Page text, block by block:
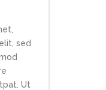
sed
Ut